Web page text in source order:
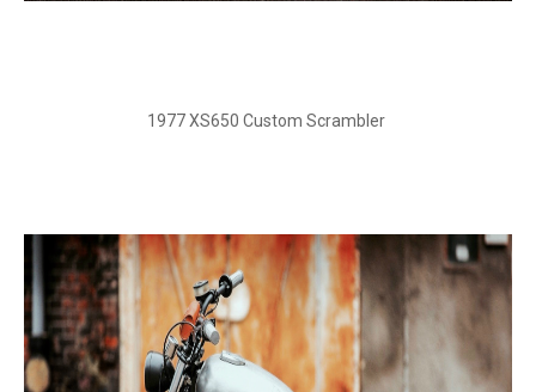
1977 XS650 Custom Scrambler